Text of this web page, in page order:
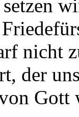
nicht
der
Gott